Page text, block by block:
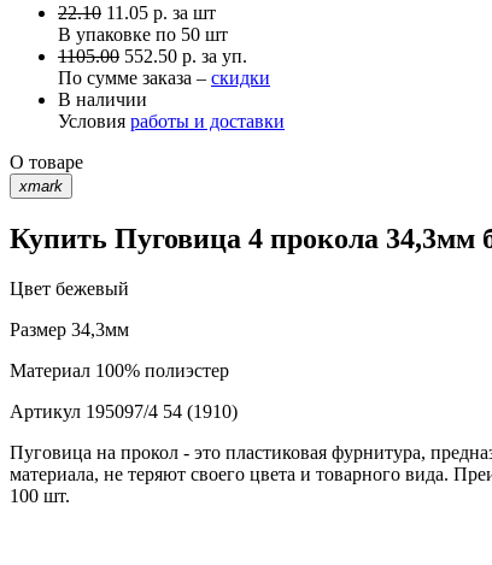
22.10 11.05 р. за шт
В упаковке по 50 шт
1105.00 552.50 р. за уп.
По сумме заказа – скидки
В наличии
Условия работы и доставки
О товаре
xmark
Купить Пуговица 4 прокола 34,3мм
Цвет бежевый
Размер 34,3мм
Материал 100% полиэстер
Артикул 195097/4 54 (1910)
Пуговица на прокол - это пластиковая фурнитура,
материала, не теряют своего цвета и товарного вида.
100 шт.